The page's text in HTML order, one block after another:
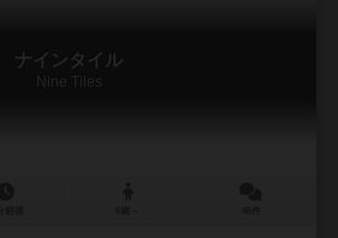
ナインタイル
Nine Tiles